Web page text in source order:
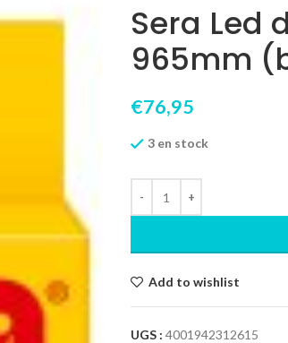
Sera Led
965mm
€76,95
3 en stock
Add to wishlist
UGS : 4001942312615